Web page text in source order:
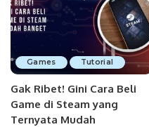
Games Tutorial
Gak Ribet! Gini Cara Beli
Game di Steam yang
Ternyata Mudah